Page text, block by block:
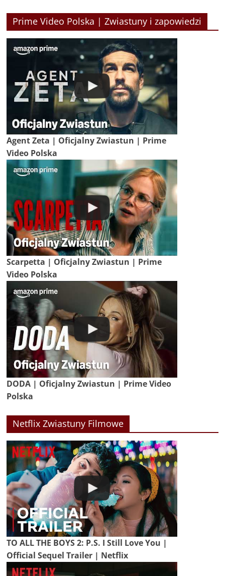
Prime Video Polska | Zwiastuny i zapowiedzi
Agent Zeta | Oficjalny Zwiastun | Prime
Video Polska
Scarpetta | Oficjalny Zwiastun | Prime
Video Polska
DODA | Oficjalny Zwiastun | Prime Video
Polska
Netflix Zwiastuny Filmowe
TO ALL THE BOYS 2: P.S. I Still Love You |
Official Sequel Trailer | Netflix